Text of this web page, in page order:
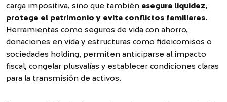
carga impositiva, sino que también asegura liquidez,
protege el patrimonio y evita conflictos familiares.
Herramientas como seguros de vida con ahorro,
donaciones en vida y estructuras como fideicomisos o
sociedades holding, permiten anticiparse al impacto
fiscal, congelar plusvalías y establecer condiciones claras
para la transmisión de activos.